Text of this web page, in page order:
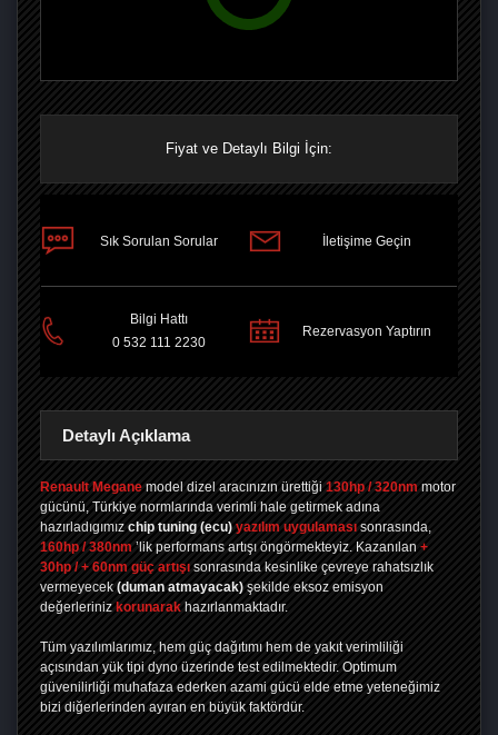
Fiyat ve Detaylı Bilgi İçin:
Sık Sorulan Sorular İletişime Geçin
Bilgi Hattı
0 532 111 2230
Rezervasyon Yaptırın
Detaylı Açıklama
Renault Megane model dizel aracınızın ürettiği 130hp / 320nm motor
gücünü, Türkiye normlarında verimli hale getirmek adına
hazırladıgımız chip tuning (ecu) yazılım uygulaması sonrasında,
160hp / 380nm ’lik performans artışı öngörmekteyiz. Kazanılan +
30hp / + 60nm güç artışı sonrasında kesinlike çevreye rahatsızlık
vermeyecek (duman atmayacak) şekilde eksoz emisyon
değerleriniz korunarak hazırlanmaktadır.
Tüm yazılımlarımız, hem güç dağıtımı hem de yakıt verimliliği
açısından yük tipi dyno üzerinde test edilmektedir. Optimum
güvenilirliği muhafaza ederken azami gücü elde etme yeteneğimiz
bizi diğerlerinden ayıran en büyük faktördür.